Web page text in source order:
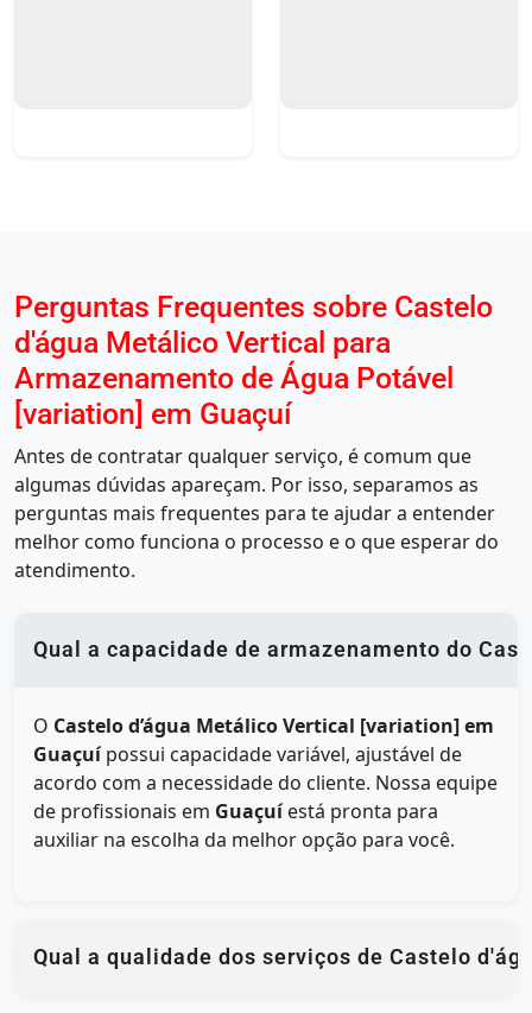
Perguntas Frequentes sobre Castelo
d'água Metálico Vertical para
Armazenamento de Água Potável
[variation] em Guaçuí
Antes de contratar qualquer serviço, é comum que
algumas dúvidas apareçam. Por isso, separamos as
perguntas mais frequentes para te ajudar a entender
melhor como funciona o processo e o que esperar do
atendimento.
Qual a capacidade de armazenamento do
O Castelo d’água Metálico Vertical [variation] em
Guaçuípossui capacidade variável, ajustável de
acordo com a necessidade do cliente. Nossa equipe
de profissionais em Guaçuíestá pronta para
auxiliar na escolha da melhor opção para você.
Qual a qualidade dos serviços de Castelo